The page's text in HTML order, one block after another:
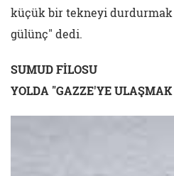
küçük bir tekneyi
gülünç" dedi.
SUMUD FİLOSU
YOLDA "GAZZE'YE